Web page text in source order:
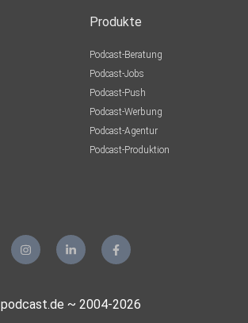
Produkte
Podcast-Beratung
Podcast-Jobs
Podcast-Push
Podcast-Werbung
Podcast-Agentur
Podcast-Produktion
podcast.de ~ 2004-2026